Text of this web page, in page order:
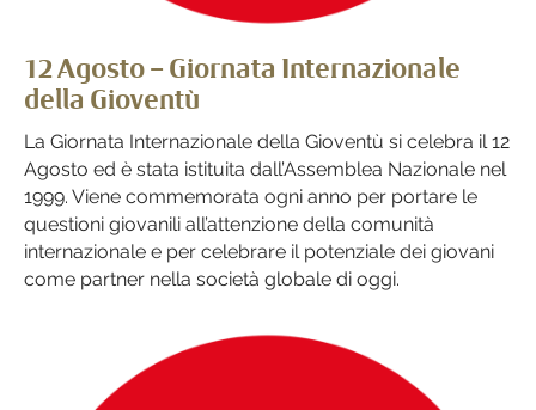
12 Agosto – Giornata Internazionale
della Gioventù
La Giornata Internazionale della Gioventù si celebra il 12
Agosto ed è stata istituita dall’Assemblea Nazionale nel
1999. Viene commemorata ogni anno per portare le
questioni giovanili all’attenzione della comunità
internazionale e per celebrare il potenziale dei giovani
come partner nella società globale di oggi.